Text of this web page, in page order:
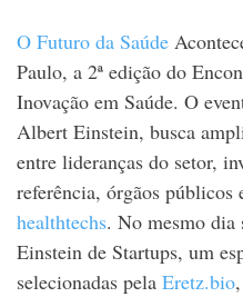
O Futuro da Saúde
Paulo, a 2ª edição do
Inovação em Saúde. O
Albert Einstein, busca
entre lideranças do setor,
referência, órgãos públicos
healthtechs. No mesmo dia
Einstein de Startups, um
selecionadas pela Eretz.bio